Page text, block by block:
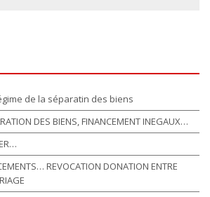
de la séparatin des biens
DES BIENS, FINANCEMENT INEGAUX…
REVOCATION DONATION ENTRE